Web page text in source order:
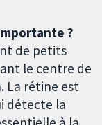
?
de petits
le centre de
La rétine est
détecte la